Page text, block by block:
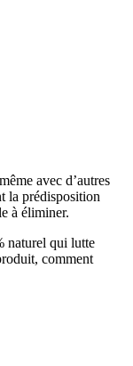
avec d’autres
la prédisposition
à éliminer.
naturel qui lutte
comment